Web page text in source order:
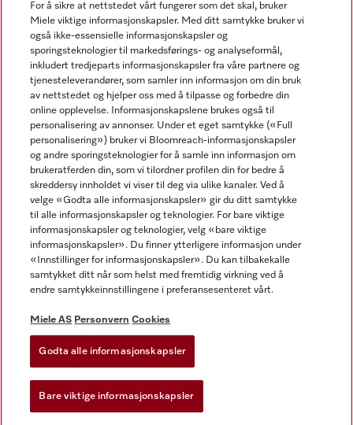
Nyhetsbrev
Miele AS
Vilkår og betingelser
Vilkår for bruk
Miele tilgjengelighetserklæring
Miele på Facebook
Miele på Youtube
Miele på Instagram
For å sikre at nettstedet vårt fungerer som det skal, bruker
Miele viktige informasjonskapsler. Med ditt samtykke bruker vi
også ikke-essensielle informasjonskapsler og
sporingsteknologier til markedsførings- og analyseformål,
inkludert tredjeparts informasjonskapsler fra våre partnere og
tjenesteleverandører, som samler inn informasjon om din bruk
av nettstedet og hjelper oss med å tilpasse og forbedre din
online opplevelse. Informasjonskapslene brukes også til
personalisering av annonser. Under et eget samtykke («Full
personalisering») bruker vi Bloomreach-informasjonskapsler
og andre sporingsteknologier for å samle inn informasjon om
brukeratferden din, som vi tilordner profilen din for bedre å
skreddersy innholdet vi viser til deg via ulike kanaler. Ved å
velge «Godta alle informasjonskapsler» gir du ditt samtykke
til alle informasjonskapsler og teknologier. For bare viktige
informasjonskapsler og teknologier, velg «bare viktige
informasjonskapsler». Du finner ytterligere informasjon under
«Innstillinger for informasjonskapsler». Du kan tilbakekalle
samtykket ditt når som helst med fremtidig virkning ved å
endre samtykkeinnstillingene i preferansesenteret vårt.
Miele AS Personvern Cookies
Godta alle informasjonskapsler
Bare viktige informasjonskapsler